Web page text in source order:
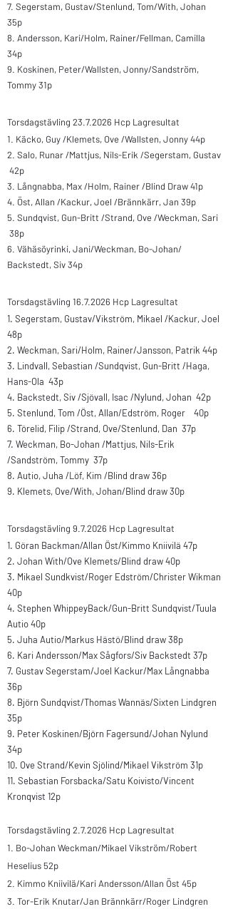
7. Segerstam, Gustav/Stenlund, Tom/With, Johan
35p
8. Andersson, Kari/Holm, Rainer/Fellman, Camilla
34p
9. Koskinen, Peter/Wallsten, Jonny/Sandström,
Tommy 31p
Torsdagstävling 23.7.2026 Hcp Lagresultat​
1. Käcko, Guy /Klemets, Ove /Wallsten, Jonny 44p
2. Salo, Runar /Mattjus, Nils-Erik /Segerstam, Gustav
42p
3. Långnabba, Max /Holm, Rainer /Blind Draw 41p
4. Öst, Allan /Kackur, Joel /Brännkärr, Jan 39p
5. Sundqvist, Gun-Britt /Strand, Ove /Weckman, Sari
38p
6. Vähäsöyrinki, Jani/Weckman, Bo-Johan/​
Backstedt, Siv 34p
Torsdagstävling 16.7.2026 Hcp Lagresultat​
1. Segerstam, Gustav/Vikström, Mikael /Kackur, Joel
48p
2. Weckman, Sari/Holm, Rainer/Jansson, Patrik 44p
3. Lindvall, Sebastian /Sundqvist, Gun-Britt /Haga,
Hans-Ola 43p
4. Backstedt, Siv /Sjövall, Isac /Nylund, Johan 42p
5. Stenlund, Tom /Öst, Allan/Edström, Roger 40p
6. Törelid, Filip /Strand, Ove/Stenlund, Dan 37p
7. Weckman, Bo-Johan /Mattjus, Nils-Erik
/Sandström, Tommy 37p
8. Autio, Juha /Löf, Kim /Blind draw 36p
9. Klemets, Ove/With, Johan/Blind draw 30p
Torsdagstävling 9.7.2026 Hcp Lagresultat​
1. Göran Backman/Allan Öst/Kimmo Kniivilä 47p
2. Johan With/Ove Klemets/Blind draw 40p
3. Mikael Sundkvist/Roger Edström/Christer Wikman
40p
4. Stephen WhippeyBack/Gun-Britt Sundqvist/Tuula
Autio 40p
5. Juha Autio/Markus Hästö/Blind draw 38p
6. Kari Andersson/Max Sågfors/Siv Backstedt 37p
7. Gustav Segerstam/Joel Kackur/Max Långnabba
36p
8. Björn Sundqvist/Thomas Wannäs/Sixten Lindgren
35p
9. Peter Koskinen/Björn Fagersund/Johan Nylund
34p
10. Ove Strand/Kevin Sjölind/Mikael Vikström 31p
11. Sebastian Forsbacka/Satu Koivisto/Vincent
Kronqvist 12p
Torsdagstävling 2.7.2026 Hcp Lagresultat​
1. Bo-Johan Weckman/Mikael Vikström/Robert
Heselius 52p
2. Kimmo Kniivilä/Kari Andersson/Allan Öst 45p
3. Tor-Erik Knutar/Jan Brännkärr/Roger Lindgren